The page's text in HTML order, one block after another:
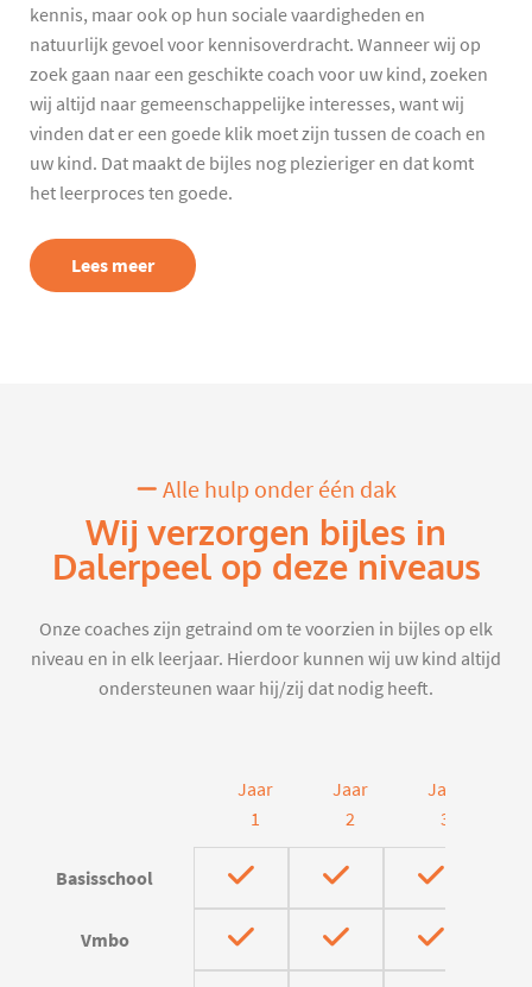
kennis, maar ook op hun sociale vaardigheden en
natuurlijk gevoel voor kennisoverdracht. Wanneer wij op
zoek gaan naar een geschikte coach voor uw kind, zoeken
wij altijd naar gemeenschappelijke interesses, want wij
vinden dat er een goede klik moet zijn tussen de coach en
uw kind. Dat maakt de bijles nog plezieriger en dat komt
het leerproces ten goede.
Lees meer
Alle hulp onder één dak
Wij verzorgen bijles in
Dalerpeel op deze niveaus
Onze coaches zijn getraind om te voorzien in bijles op elk
niveau en in elk leerjaar. Hierdoor kunnen wij uw kind altijd
ondersteunen waar hij/zij dat nodig heeft.
Jaar
1
Jaar
2
Jaar
3
Basisschool
Vmbo